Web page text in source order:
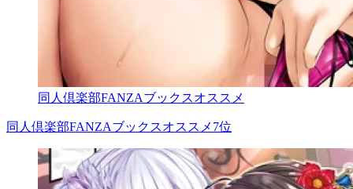
同人倶楽部FANZAブックスオススメ
同人倶楽部FANZAブックスオススメ7位